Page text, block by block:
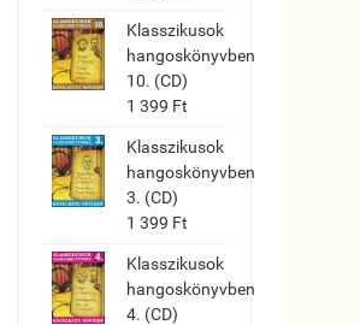
Klasszikusok
hangoskönyvben
10. (CD)
1 399 Ft
Klasszikusok
hangoskönyvben
3. (CD)
1 399 Ft
Klasszikusok
hangoskönyvben
4. (CD)